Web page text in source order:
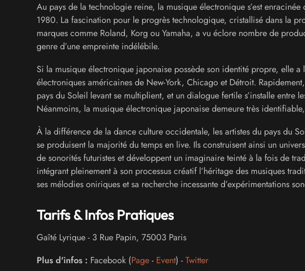
Au pays de la technologie reine, la musique électronique s’est
1980. La fascination pour le progrès technologique, cristallisé dans la
marques comme Roland, Korg ou Yamaha, a vu éclore nombre de
genre d’une empreinte indélébile.
Si la musique électronique japonaise possède son identité propre, elle a
électroniques américaines de New-York, Chicago et Détroit.
pays du Soleil levant se multiplient, et un dialogue fertile s’installe entre
Néanmoins, la musique électronique japonaise demeure très
À la différence de la dance culture occidentale, les artistes du pays du
se produisent la majorité du temps en live. Ils construisent ainsi un
de sonorités futuristes et développent un imaginaire teinté à la fois de
intégrant pleinement à son processus créatif l’héritage des musiques
ses mélodies oniriques et sa recherche incessante d’expérimentations
Tarifs & Infos Pratiques
Gaîté Lyrique- 3 Rue Papin, 75003 Paris
Plus d'infos : Facebook (Page- Event) -Twitter